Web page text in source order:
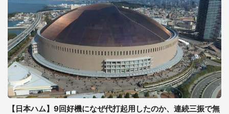
【日本ハム】9回好機になぜ代打起用したのか、連続三振で無